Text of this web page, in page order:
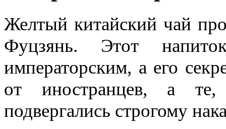
Желтый китайский чай
Фуцзянь. Этот
императорским, а его
от иностранцев, а
подвергались строгому